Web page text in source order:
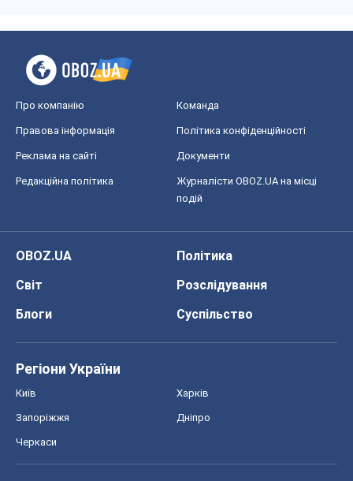
Про компанію Команда
Правова інформація Політика конфіденційності
Реклама на сайті Документи
Редакційна політика
Журналісти OBOZ.UA на місці
подій
OBOZ.UA
Політика
Світ
Розслідування
Блоги
Суспільство
Регіони України
Київ Харків
Запоріжжя Дніпро
Черкаси